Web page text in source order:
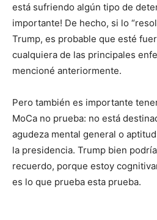
está sufriendo algún tipo de
importante! De hecho, si lo
Trump, es probable que esté
cualquiera de las principales
mencioné anteriormente.
Pero también es importante
MoCa no prueba: no está
agudeza mental general o
la presidencia. Trump bien
recuerdo, porque estoy
es lo que prueba esta prueba.